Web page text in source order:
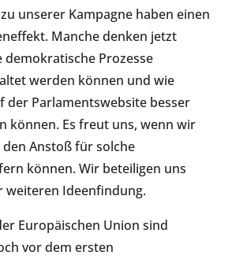
unserer Kampagne haben einen
Manche denken jetzt
Prozesse
werden können und wie
der Parlamentswebsite besser
können. Es freut uns, wenn wir
Anstoß für solche
können. Wir beteiligen uns
weiteren Ideenfindung.
Europäischen Union sind
vor dem ersten